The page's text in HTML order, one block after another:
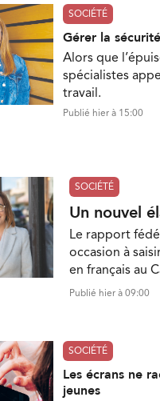
SOCIÉTÉ
Gérer la
Alors que
spécialistes
travail.
Publié hier à 15:00
SOCIÉTÉ
Un nouvel
Le rapport
occasion à
en français au
Publié hier à 09:00
SOCIÉTÉ
Les écrans ne
jeunes